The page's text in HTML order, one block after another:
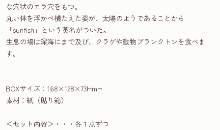
な穴状のエラ穴をもつ。
丸い体を浮かべ横たえた姿が、太陽のようであることから
「sunfish」という英名がついた。
生息の場は深海にまで及び、クラゲや動物プランクトンを食べま
す。
BOXサイズ：168×128×73Hmm
素材：紙（貼り箱）
＜セット内容＞・・・各１点ずつ